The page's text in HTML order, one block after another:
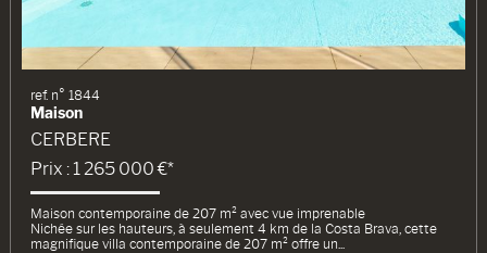
ref. n° 1844
Maison
CERBERE
Prix : 1 265 000 €*
Maison contemporaine de 207 m² avec vue imprenable
Nichée sur les hauteurs, à seulement 4 km de la Costa Brava, cette
magnifique villa contemporaine de 207 m² offre un...